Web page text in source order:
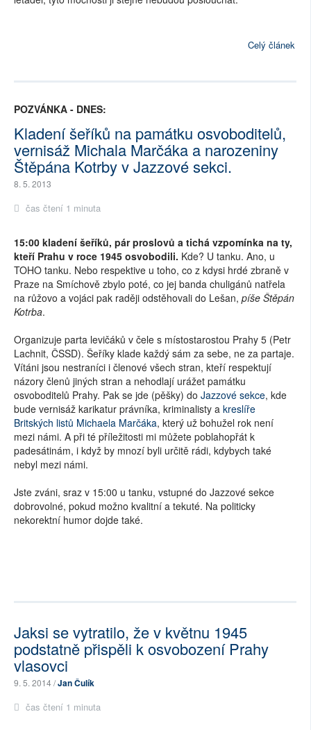
Celý článek
POZVÁNKA - DNES:
Kladení šeříků na památku osvoboditelů,
vernisáž Michala Marčáka a narozeniny
Štěpána Kotrby v Jazzové sekci.
8. 5. 2013
čas čtení 1 minuta
15:00 kladení šeříků, pár proslovů a tichá vzpomínka na ty,
kteří Prahu v roce 1945 osvobodili. Kde? U tanku. Ano, u
TOHO tanku. Nebo respektive u toho, co z kdysi hrdé zbraně v
Praze na Smíchově zbylo poté, co jej banda chuligánů natřela
na růžovo a vojáci pak raději odstěhovali do Lešan, píše Štěpán
Kotrba.
Organizuje parta levičáků v čele s místostarostou Prahy 5 (Petr
Lachnit, ČSSD). Šeříky klade každý sám za sebe, ne za partaje.
Vítáni jsou nestraníci i členové všech stran, kteří respektují
názory členů jiných stran a nehodlají urážet památku
osvoboditelů Prahy. Pak se jde (pěšky) do Jazzové sekce, kde
bude vernisáž karikatur právníka, kriminalisty a kreslíře
Britských listů Michaela Marčáka, který už bohužel rok není
mezi námi. A při té příležitosti mi můžete poblahopřát k
padesátinám, i když by mnozí byli určitě rádi, kdybych také
nebyl mezi námi.
Jste zváni, sraz v 15:00 u tanku, vstupné do Jazzové sekce
dobrovolné, pokud možno kvalitní a tekuté. Na politicky
nekorektní humor dojde také.
Jaksi se vytratilo, že v květnu 1945
podstatně přispěli k osvobození Prahy
vlasovci
9. 5. 2014 /Jan Čulík
čas čtení 1 minuta